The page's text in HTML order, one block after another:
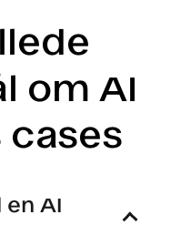
om AI
cases
AI